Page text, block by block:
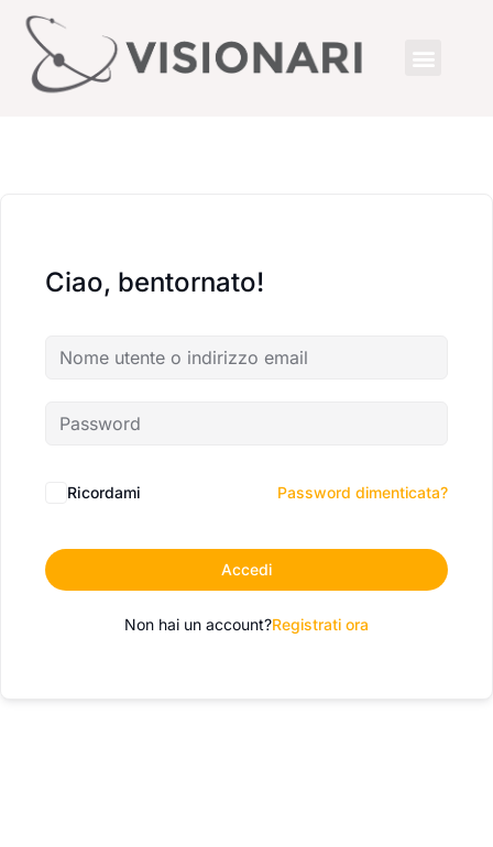
Ciao, bentornato!
Ricordami Password dimenticata?
Accedi
Non hai un account?Registrati ora